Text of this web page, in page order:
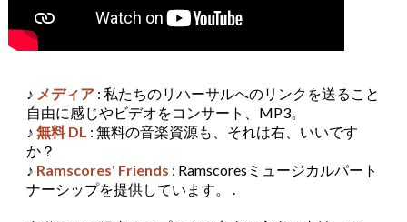
♪ メディア : 私たちのリハーサルへのリンクを送ること
自由に感じやビデオをコンサート、MP3。
♪ 無料 DL : 無料の音楽資源も、それは右、いいです
か？
♪ Ramscores' Friends : Ramscoresミュージカルパート
ナーシップを提供しています。 .